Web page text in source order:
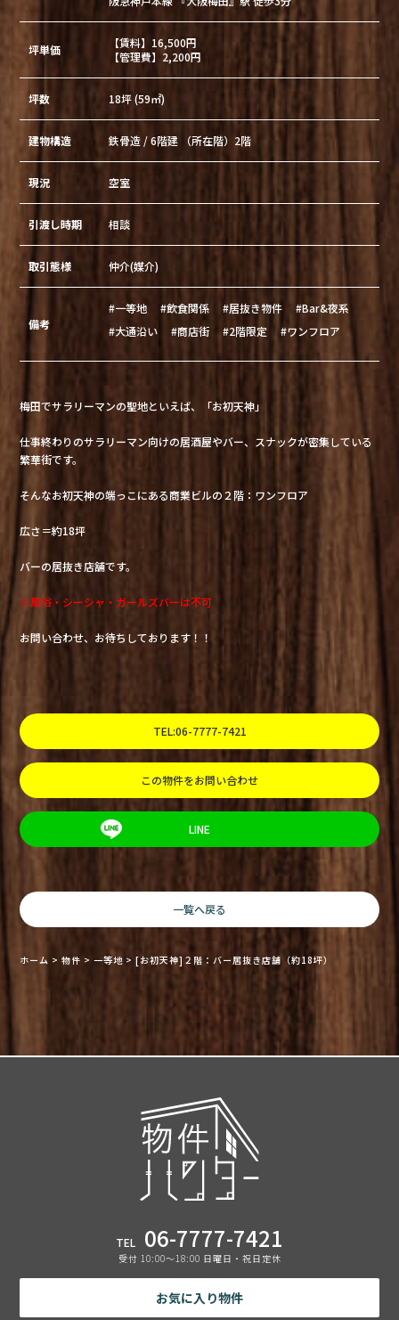
坪単価
【賃料】16,500円
【管理費】2,200円
坪数 18坪 (59㎡)
建物構造 鉄骨造 / 6階建 （所在階）2階
現況 空室
引渡し時期 相談
取引態様 仲介(媒介)
備考
#一等地 #飲食関係 #居抜き物件
#Bar&夜系
#大通沿い
#商店街 #2階限定 #ワンフロア
梅田でサラリーマンの聖地といえば、「お初天神」
仕事終わりのサラリーマン向けの居酒屋やバー、スナックが密集している
繁華街です。
そんなお初天神の端っこにある商業ビルの２階：ワンフロア
広さ＝約18坪
バーの居抜き店舗です。
※風俗・シーシャ・ガールズバーは不可
お問い合わせ、お待ちしております！！
TEL:06-7777-7421
この物件をお問い合わせ
LINE
一覧へ戻る
ホーム >物件 >一等地 >[お初天神]２階：バー居抜き店舗（約18坪）
TEL 06-7777-7421
受付 10:00〜18:00 日曜日・祝日定休
お気に入り物件